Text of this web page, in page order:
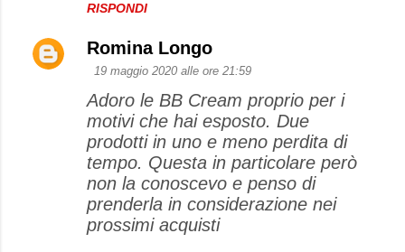
RISPONDI
Romina Longo
19 maggio 2020 alle ore 21:59
Adoro le BB Cream proprio per i
motivi che hai esposto. Due
prodotti in uno e meno perdita di
tempo. Questa in particolare però
non la conoscevo e penso di
prenderla in considerazione nei
prossimi acquisti